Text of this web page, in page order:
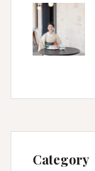
Category